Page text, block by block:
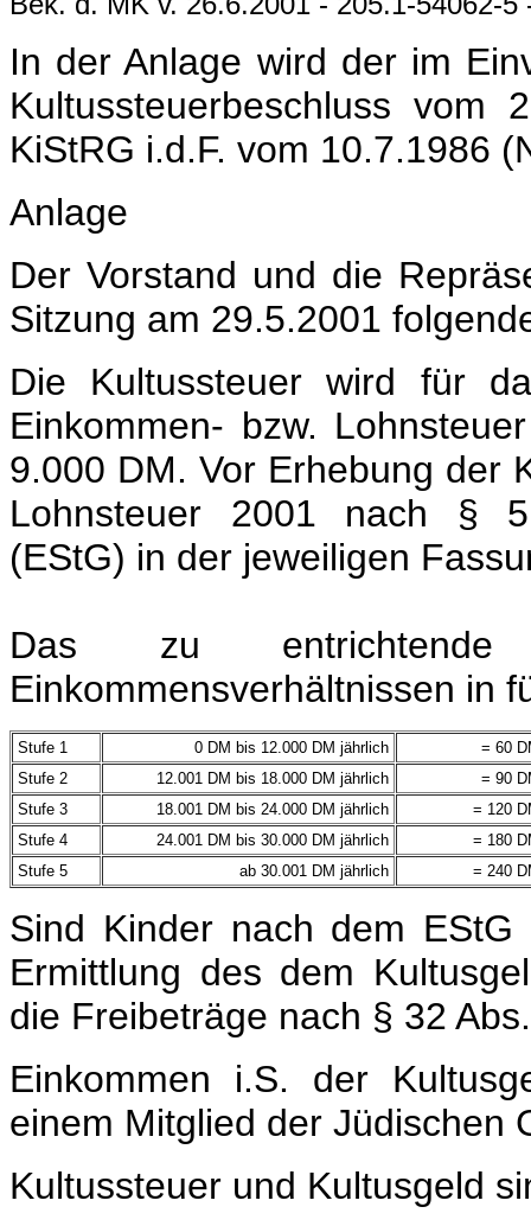
In der Anlage wird der im
Kultussteuerbeschluss
KiStRG i.d.F. vom 10.7.1986
Anlage
Der Vorstand und die
Sitzung am 29.5.2001
Die Kultussteuer wird für
Einkommen- bzw.
9.000 DM. Vor Erhebung der
Lohnsteuer 2001 nach §
(EStG) in der jeweiligen
Das zu
Einkommensverhältnissen in
Stufe 1 0 DM bis 12.000 DM jährlich
= 60
Stufe 2
12.001 DM bis 18.000 DM jährlich
= 90
Stufe 3
18.001 DM bis 24.000 DM jährlich
= 120
Stufe 4
24.001 DM bis 30.000 DM jährlich
= 180
Stufe 5
ab 30.001 DM jährlich = 240
Sind Kinder nach dem
Ermittlung des dem
die Freibeträge nach § 32
Einkommen i.S. der
einem Mitglied der Jüdischen
Kultussteuer und Kultusgeld